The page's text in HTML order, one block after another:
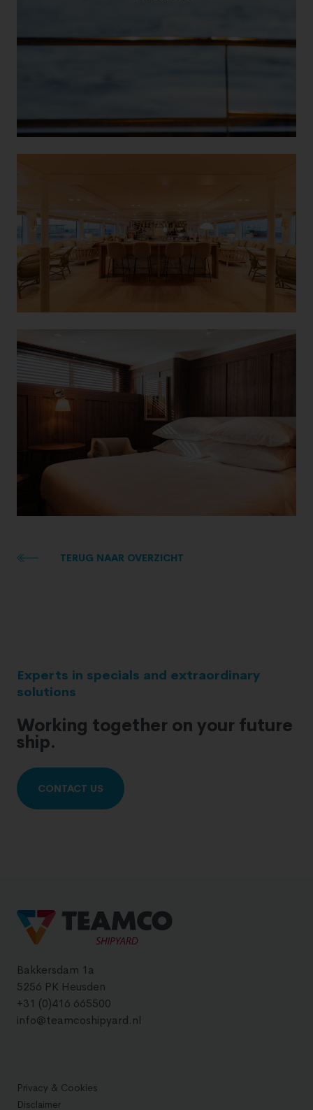
TERUG NAAR OVERZICHT
Experts in specials and extraordinary
solutions
Working together on your future
ship.
CONTACT US
Bakkersdam 1a
5256 PK Heusden
+31 (0)416 665500
info@teamcoshipyard.nl
Privacy & Cookies
Disclaimer